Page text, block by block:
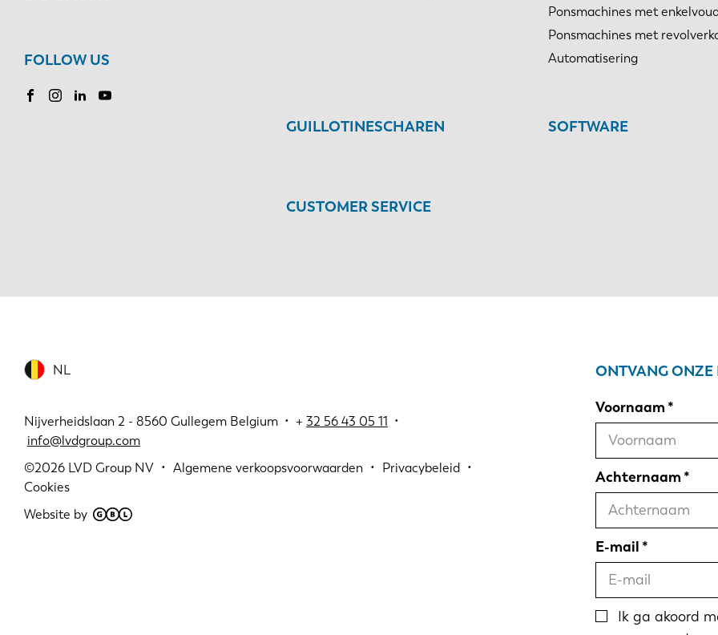
FOLLOW US
Ponsmachines met
Ponsmachines met
Automatisering
GUILLOTINESCHAREN SOFTWARE
CUSTOMER SERVICE
NL
Nijverheidslaan 2 - 8560 Gullegem Belgium • + 32 56 43 05 11 •
info@lvdgroup.com
©2026 LVD Group NV Algemene verkoopsvoorwaarden
Privacybeleid
Cookies
Website by
ONTVANG ONZE
Voornaam
Achternaam
E-mail
Ik ga akoord